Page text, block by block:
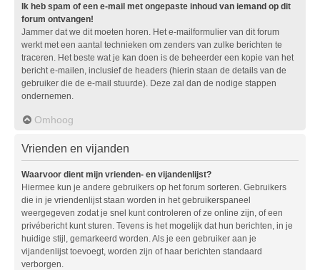
Ik heb spam of een e-mail met ongepaste inhoud van iemand op dit
forum ontvangen!
Jammer dat we dit moeten horen. Het e-mailformulier van dit forum
werkt met een aantal technieken om zenders van zulke berichten te
traceren. Het beste wat je kan doen is de beheerder een kopie van het
bericht e-mailen, inclusief de headers (hierin staan de details van de
gebruiker die de e-mail stuurde). Deze zal dan de nodige stappen
ondernemen.
Omhoog
Vrienden en vijanden
Waarvoor dient mijn vrienden- en vijandenlijst?
Hiermee kun je andere gebruikers op het forum sorteren. Gebruikers
die in je vriendenlijst staan worden in het gebruikerspaneel
weergegeven zodat je snel kunt controleren of ze online zijn, of een
privébericht kunt sturen. Tevens is het mogelijk dat hun berichten, in je
huidige stijl, gemarkeerd worden. Als je een gebruiker aan je
vijandenlijst toevoegt, worden zijn of haar berichten standaard
verborgen.